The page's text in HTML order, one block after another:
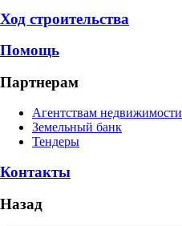
Ход строительства
Помощь
Партнерам
Агентствам недвижимости
Земельный банк
Тендеры
Контакты
Назад